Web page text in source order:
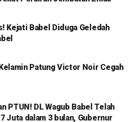
Kejati Babel Diduga Geledah
Patung Victor Noir Cegah
PTUN! DL Wagub Babel Telah
Juta dalam 3 bulan, Gubernur